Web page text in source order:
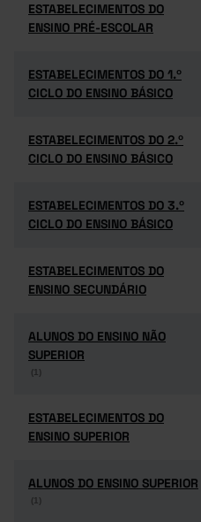
ESTABELECIMENTOS DO
ENSINO PRÉ-ESCOLAR
ESTABELECIMENTOS DO
ENSINO PRÉ-ESCOLAR
ESTABELECIMENTOS DO 1.º
CICLO DO ENSINO BÁSICO
ESTABELECIMENTOS DO 1.º
CICLO DO ENSINO BÁSICO
ESTABELECIMENTOS DO 2.º
CICLO DO ENSINO BÁSICO
ESTABELECIMENTOS DO 2.º
CICLO DO ENSINO BÁSICO
ESTABELECIMENTOS DO 3.º
CICLO DO ENSINO BÁSICO
ESTABELECIMENTOS DO 3.º
CICLO DO ENSINO BÁSICO
ESTABELECIMENTOS DO
ENSINO SECUNDÁRIO
ESTABELECIMENTOS DO
ENSINO SECUNDÁRIO
ALUNOS DO ENSINO NÃO
SUPERIOR
(1)
ALUNOS DO ENSINO NÃO
SUPERIOR
(1)
ESTABELECIMENTOS DO
ENSINO SUPERIOR
ESTABELECIMENTOS DO
ENSINO SUPERIOR
ALUNOS DO ENSINO SUPERIOR
(1)
ALUNOS DO ENSINO SUPERIOR
(1)